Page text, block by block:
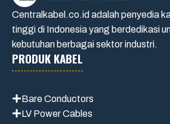
Centralkabel.co.id adalah penyedia
tinggi di Indonesia yang berdedikasi
kebutuhan berbagai sektor industri.
PRODUK KABEL
Bare Conductors
LV Power Cables